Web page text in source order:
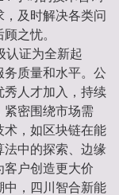
及时解决各类问
之忧。
认证为全新起
务质量和水平。公
秀人才加入，持续
紧密围绕市场需
术，如区块链在能
法中的探索、边缘
客户创造更大价
中，四川智合新能